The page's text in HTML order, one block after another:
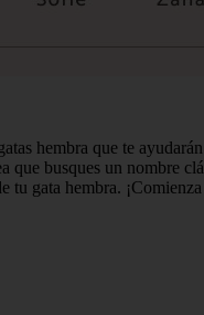
hembra que te
que busques un
tu gata hembra.